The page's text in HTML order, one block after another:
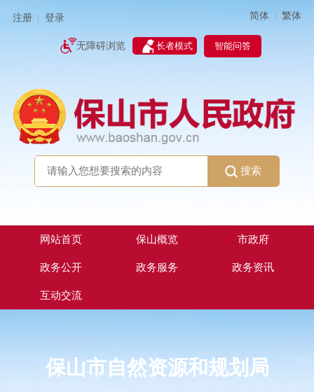
注册 登录 简体 | 繁体
无障碍浏览 长者模式 智能问答
搜索
网站首页 保山概览 市政府
政务公开 政务服务 政务资讯
互动交流
保山市自然资源和规划局